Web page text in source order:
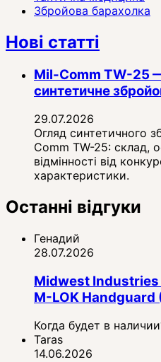
Збройова барахолка
Нові статті
Mil-Comm TW-25
синтетичне
29.07.2026
Огляд синтетичного
Comm TW-25: склад,
відмінності від
характеристики.
Останні відгуки
Генадий
28.07.2026
Midwest Industries
M-LOK Handguard
Когда будет в
Taras
14.06.2026